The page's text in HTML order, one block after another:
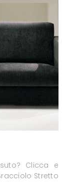
Clicca e
Stretto